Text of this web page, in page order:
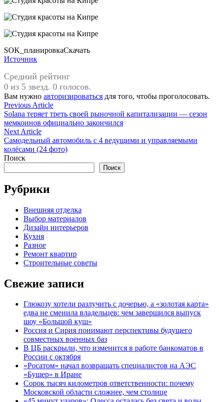
SOK_планировкаСкачать
Источник
Средний рейтинг
0 из 5 звезд. 0 голосов.
Вам нужно авторизироваться для того, чтобы проголосовать.
Навигация
по
записям
Previous ArticlePrevious
article:
Solana теряет треть своей рыночной капитализации — сезон
мемкоинов официально закончился
Next ArticleNext
article:
Самодельный автомобиль с 4 ведущими и управляемыми
колёсами (24 фото)
Поиск
Поиск
Рубрики
Внешняя отделка
Выбор материалов
Дизайн интерьеров
Кухня
Разное
Ремонт квартир
Строительные советы
Свежие записи
Глюкозу хотели разлучить с дочерью, а «золотая карта»
едва не сменила владельцев: чем завершился выпуск
шоу «Большой куш»
Россия и Сирия понимают перспективы будущего
совместных военных баз
В ЦБ раскрыли, что изменится в работе банкоматов в
России с октября
«Росатом» начал возвращать специалистов на АЭС
«Бушер» в Иране
Сорок тысяч километров ответственности: почему
Московской области сложнее, чем столице